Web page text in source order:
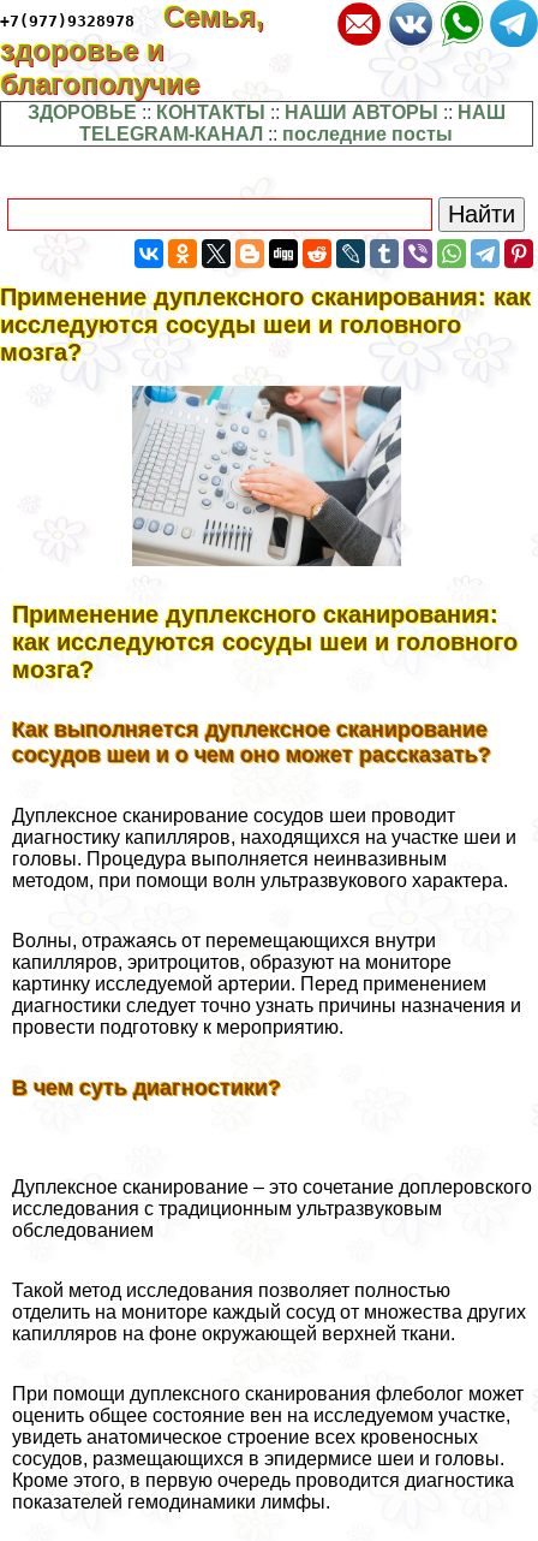
+7(977)9328978
Семья,
здоровье и
благополучие
ЗДОРОВЬЕ :: КОНТАКТЫ :: НАШИ АВТОРЫ :: НАШ
TELEGRAM-КАНАЛ :: последние посты
Применение дуплексного сканирования: как
исследуются сосуды шеи и головного
мозга?
Применение дуплексного сканирования:
как исследуются сосуды шеи и головного
мозга?
Как выполняется дуплексное сканирование
сосудов шеи и о чем оно может рассказать?
Дуплексное сканирование сосудов шеи проводит
диагностику капилляров, находящихся на участке шеи и
головы. Процедypa выполняется неинвазивным
методом, при помощи волн ультразвукового хаpaктера.
Волны, отражаясь от перемещающихся внутри
капилляров, эритроцитов, образуют на мониторе
картинку исследуемой артерии. Перед применением
диагностики следует точно узнать причины назначения и
провести подготовку к мероприятию.
В чем суть диагностики?
Дуплексное сканирование – это сочетание доплеровского
исследования с традиционным ультразвуковым
обследованием
Такой метод исследования позволяет полностью
отделить на мониторе каждый сосуд от множества других
капилляров на фоне окружающей верхней ткани.
При помощи дуплексного сканирования флеболог может
оценить общее состояние вен на исследуемом участке,
увидеть анатомическое строение всех кровеносных
сосудов, размещающихся в эпидермисе шеи и головы.
Кроме этого, в первую очередь проводится диагностика
показателей гемодинамики лимфы.